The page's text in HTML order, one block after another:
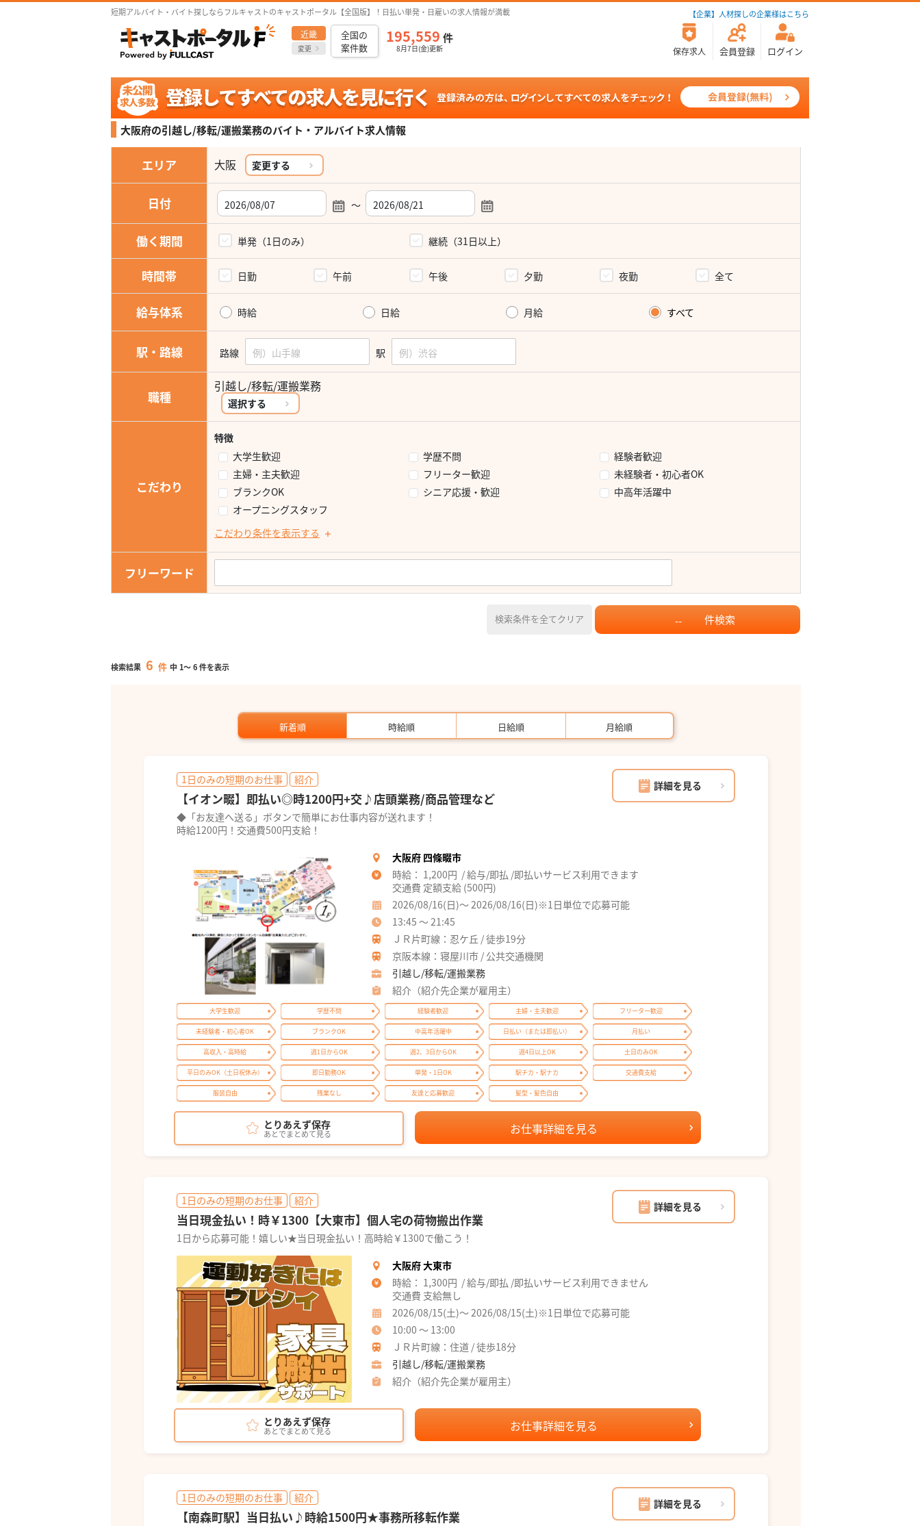
短期アルバイト・バイト探しならフルキャストのキャストポータル【全国版】！日払い単発・日雇いの求人情報が満載 【企業】人材探しの企業様はこちら
近畿
変更
全国の
案件数
195,559 件
8月7日(金)更新 保存求人 会員登録 ログイン
大阪府の引越し/移転/運搬業務のバイト・アルバイト求人情報
エリア 大阪 変更する
日付 ～
働く期間 単発（1日のみ） 継続（31日以上）
時間帯 日勤 午前 午後 夕勤 夜勤 全て
給与体系 時給 日給 月給 すべて
駅・路線 路線 駅
職種
引越し/移転/運搬業務
選択する
こだわり
特徴
大学生歓迎
学歴不問
経験者歓迎
主婦・主夫歓迎
フリーター歓迎
未経験者・初心者OK
ブランクOK
シニア応援・歓迎
中高年活躍中
オープニングスタッフ
こだわり条件を表示する
フリーワード
検索条件を全てクリア -- 件検索
検索結果 6 件 中 1～6件を表示
新着順 時給順 日給順 月給順
1日のみの短期のお仕事 紹介 詳細を見る
【イオン畷】即払い◎時1200円+交♪店頭業務/商品管理など
◆「お友達へ送る」ボタンで簡単にお仕事内容が送れます！
時給1200円！交通費500円支給！
大阪府 四條畷市
時給： 1,200円 / 給与/即払 /即払いサービス利用できます
交通費 定額支給 (500円)
2026/08/16(日)～ 2026/08/16(日)※1日単位で応募可能
13:45 ～ 21:45
ＪＲ片町線：忍ケ丘 / 徒歩19分
京阪本線：寝屋川市 / 公共交通機関
引越し/移転/運搬業務
紹介（紹介先企業が雇用主）
大学生歓迎 学歴不問 経験者歓迎 主婦・主夫歓迎 フリーター歓迎
未経験者・初心者OK ブランクOK 中高年活躍中 日払い（または即払い） 月払い
高収入・高時給 週1日からOK 週2、3日からOK 週4日以上OK 土日のみOK
平日のみOK（土日祝休み） 即日勤務OK 単発・1日OK 駅チカ・駅ナカ 交通費支給
服装自由 残業なし 友達と応募歓迎 髪型・髪色自由
とりあえず保存
あとでまとめて見る お仕事詳細を見る
1日のみの短期のお仕事 紹介 詳細を見る
当日現金払い！時￥1300【大東市】個人宅の荷物搬出作業
1日から応募可能！嬉しい★当日現金払い！高時給￥1300で働こう！
大阪府 大東市
時給： 1,300円 / 給与/即払 /即払いサービス利用できません
交通費 支給無し
2026/08/15(土)～ 2026/08/15(土)※1日単位で応募可能
10:00 ～ 13:00
ＪＲ片町線：住道 / 徒歩18分
引越し/移転/運搬業務
紹介（紹介先企業が雇用主）
とりあえず保存
あとでまとめて見る お仕事詳細を見る
1日のみの短期のお仕事 紹介 詳細を見る
【南森町駅】当日払い♪時給1500円★事務所移転作業